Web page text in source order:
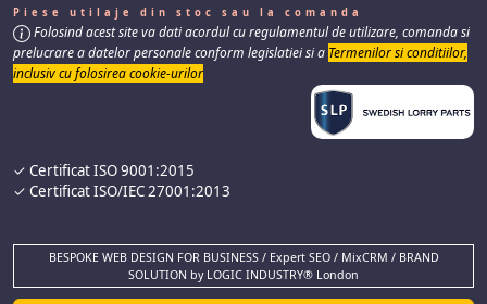
Piese utilaje din stoc sau la comanda
Folosind acest site va dati acordul cu regulamentul de utilizare, comanda si
prelucrare a datelor personale conform legislatiei si a Termenilor si conditiilor,
inclusiv cu folosirea cookie-urilor
✓ Certificat ISO 9001:2015
✓ Certificat ISO/IEC 27001:2013
BESPOKE WEB DESIGN FOR BUSINESS / Expert SEO / MixCRM / BRAND
SOLUTION by LOGIC INDUSTRY® London